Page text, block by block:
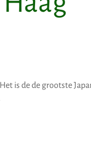
is de de grootste